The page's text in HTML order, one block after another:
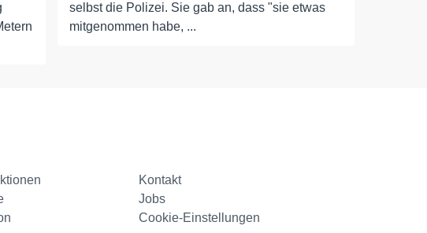
selbst die Polizei. Sie gab an, dass "sie etwas
mitgenommen habe, ...
Kontakt
Jobs
Cookie-Einstellungen